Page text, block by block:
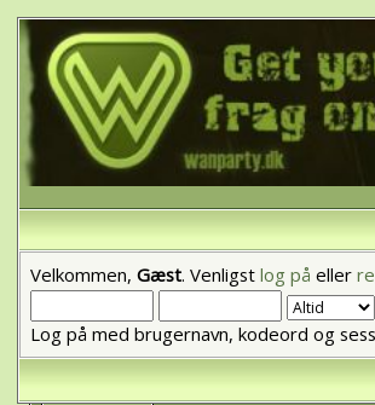
Velkommen, Gæst. Venligst log på eller
Log på med brugernavn, kodeord og